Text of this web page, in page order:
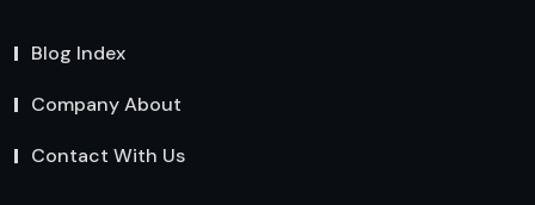
Blog Index
Company About
Contact With Us